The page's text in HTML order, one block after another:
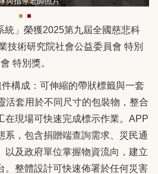
統」榮獲2025第九屆全國慈悲科
技術研究院社會公益委員會 特別
特別獎。
構成：可伸縮的帶狀標籤與一套
活套用於不同尺寸的包裝物，整合
在現場可快速完成標示作業。APP
系，包含捐贈端查詢需求、災民通
以及政府單位掌握物資流向，建立
。整體設計可快速佈署於任何災害